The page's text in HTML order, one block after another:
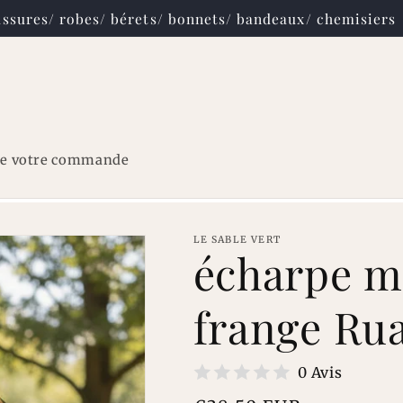
paiement en ligne sécurisé avec PayPal
votre commande
LE SABLE VERT
écharpe
frange
0 Avis